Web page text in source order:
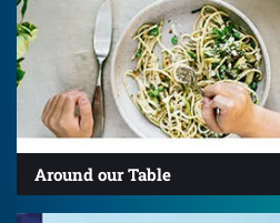
Around our Table